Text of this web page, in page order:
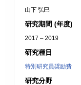
山下 弘巳
研究期間 (年度)
2017 – 2019
研究種目
特別研究員奨励費
研究分野